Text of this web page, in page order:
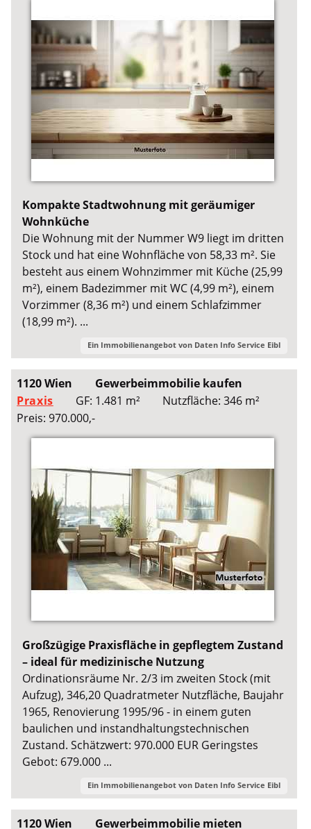
Kompakte Stadtwohnung mit geräumiger
Wohnküche
Die Wohnung mit der Nummer W9 liegt im dritten
Stock und hat eine Wohnfläche von 58,33 m². Sie
besteht aus einem Wohnzimmer mit Küche (25,99
m²), einem Badezimmer mit WC (4,99 m²), einem
Vorzimmer (8,36 m²) und einem Schlafzimmer
(18,99 m²). ...
Ein Immobilienangebot von Daten Info Service Eibl
1120 Wien
Gewerbeimmobilie kaufen
Praxis
GF: 1.481 m²
Nutzfläche: 346 m²
Preis: 970.000,-
Großzügige Praxisfläche in gepflegtem Zustand
– ideal für medizinische Nutzung
Ordinationsräume Nr. 2/3 im zweiten Stock (mit
Aufzug), 346,20 Quadratmeter Nutzfläche, Baujahr
1965, Renovierung 1995/96 - in einem guten
baulichen und instandhaltungstechnischen
Zustand. Schätzwert: 970.000 EUR Geringstes
Gebot: 679.000 ...
Ein Immobilienangebot von Daten Info Service Eibl
1120 Wien Gewerbeimmobilie mieten